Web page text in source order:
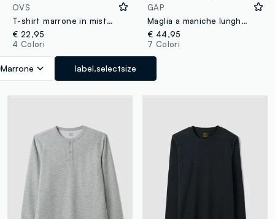
OVS
T-shirt marrone in misto viscosa a nido d'ape regular fit
€ 22,95
4 Colori
Marrone label.selectsize
GAP
Maglia a maniche lunghe con tasca
€ 44,95
7 Colori